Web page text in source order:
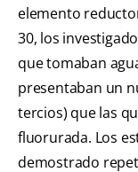
elemento
30, los
que tomaban
presentaban un
tercios) que las
fluorurada. Los
demostrado